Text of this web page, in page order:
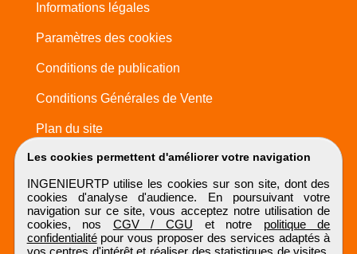
Les cookies permettent d'améliorer votre navigation
INGENIEURTP utilise les cookies sur son site, dont des
cookies d'analyse d'audience. En poursuivant votre
navigation sur ce site, vous acceptez notre utilisation de
cookies, nos CGV / CGU et notre politique de
confidentialitépour vous proposer des services adaptés à
vos centres d'intérêt et réaliser des statistiques de visites.
Informations légales
Paramètres des cookies
Conditions de publication
Conditions Générales de Vente
Plan du site